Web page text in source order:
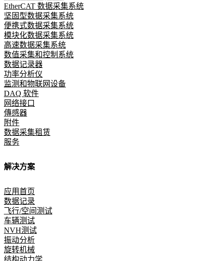
EtherCAT 数据采集系统
坚固型数据采集系统
便携式数据采集系统
模块化数据采集系统
高速数据采集系统
数值采集和控制系统
数据记录器
功率分析仪
监测和物联网设备
DAQ 软件
网络接口
傳感器
附件
数据采集租赁
服务
解决方案
应用首页
数据记录
飞行/空间测试
车辆测试
NVH测试
振动分析
旋转机械
结构动力学